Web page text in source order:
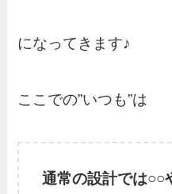
になってきます♪
ここでの”いつも”は
通常の設計では○○